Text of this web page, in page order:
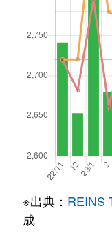
※出典： REINS
成